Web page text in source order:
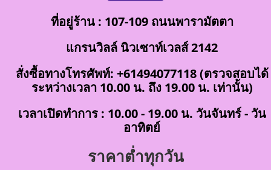
ที่อยู่ร้าน : 107-109 ถนนพารามัตตา
แกรนวิลล์ นิวเซาท์เวลส์ 2142
สั่งซื้อทางโทรศัพท์: +61494077118 (ตรวจสอบได้
ระหว่างเวลา 10.00 น. ถึง 19.00 น. เท่านั้น)
เวลาเปิดทำการ : 10.00 - 19.00 น. วันจันทร์ - วัน
อาทิตย์
ราคาต่ำทุกวัน